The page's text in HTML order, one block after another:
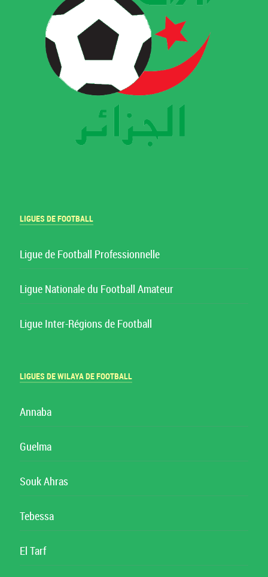
LIGUES DE FOOTBALL
Ligue de Football Professionnelle
Ligue Nationale du Football Amateur
Ligue Inter-Régions de Football
LIGUES DE WILAYA DE FOOTBALL
Annaba
Guelma
Souk Ahras
Tebessa
El Tarf